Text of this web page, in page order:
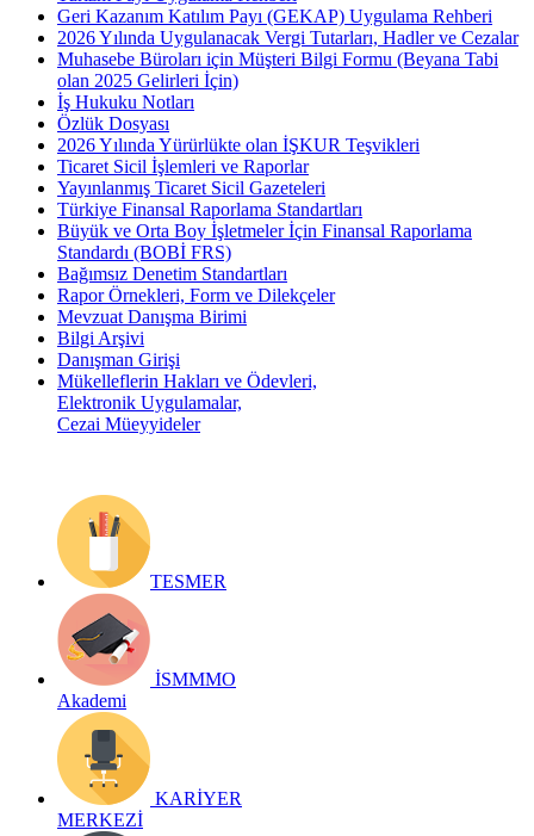
Geri Kazanım Katılım Payı (GEKAP) Uygulama Rehberi
2026 Yılında Uygulanacak Vergi Tutarları, Hadler ve Cezalar
Muhasebe Büroları için Müşteri Bilgi Formu (Beyana Tabi
olan 2025 Gelirleri İçin)
İş Hukuku Notları
Özlük Dosyası
2026 Yılında Yürürlükte olan İŞKUR Teşvikleri
Ticaret Sicil İşlemleri ve Raporlar
Yayınlanmış Ticaret Sicil Gazeteleri
Türkiye Finansal Raporlama Standartları
Büyük ve Orta Boy İşletmeler İçin Finansal Raporlama
Standardı (BOBİ FRS)
Bağımsız Denetim Standartları
Rapor Örnekleri, Form ve Dilekçeler
Mevzuat Danışma Birimi
Bilgi Arşivi
Danışman Girişi
Mükelleflerin Hakları ve Ödevleri,
Elektronik Uygulamalar,
Cezai Müeyyideler
TESMER
İSMMMO
Akademi
KARİYER
MERKEZİ